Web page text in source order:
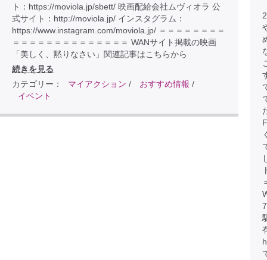
ト：https://moviola.jp/sbett/ 映画配給会社ムヴィオラ 公
式サイト：http://moviola.jp/ インスタグラム：
https://www.instagram.com/moviola.jp/ ＝＝＝＝＝＝＝＝
＝＝＝＝＝＝＝＝＝＝＝＝＝＝ WANサイト掲載の映画
「美しく、黙りなさい」関連記事はこちらから
続きを見る
カテゴリー：
マイアクション / おすすめ情報 /
イベント